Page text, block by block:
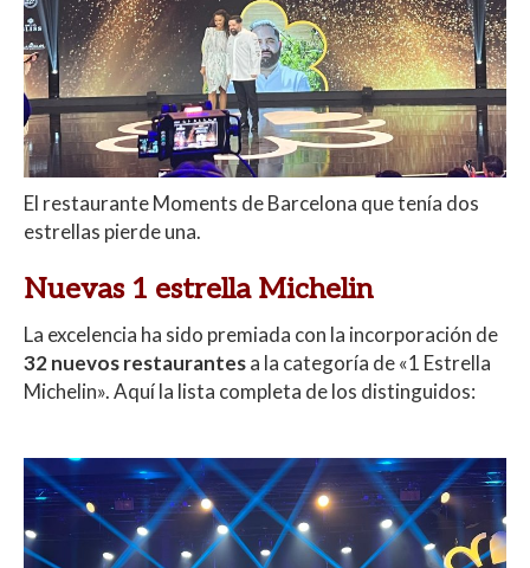
El restaurante Moments de Barcelona que tenía dos
estrellas pierde una.
Nuevas 1 estrella Michelin
La excelencia ha sido premiada con la incorporación de
32 nuevos restaurantesa la categoría de «1 Estrella
Michelin». Aquí la lista completa de los distinguidos: